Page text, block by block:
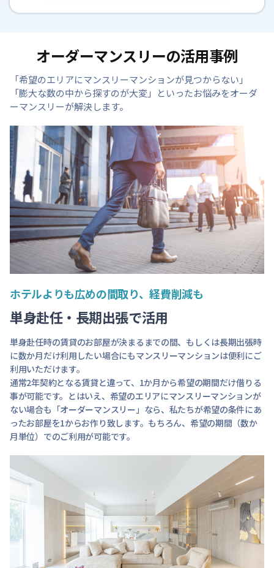
オーダーマンスリーの活用事例
「希望のエリアにマンスリーマンションが見つからない」
「膨大な数の中から探すのが大変」といったお悩みをオーダ
ーマンスリーが解決します。
ホテルよりも広めの間取り、経費削減も
単身赴任・長期出張で活用
単身赴任時の賃貸のお部屋が決まるまでの間、もしくは長期出張時
に数か月だけ利用したい場合にもマンスリーマンションは便利にご
利用いただけます。
通常2年契約となる賃貸と違って、1か月から希望の期間だけ借りる
事が可能です。とはいえ、希望のエリアにマンスリーマンションが
ない場合も「オーダーマンスリー」なら、私たちが希望の条件にあ
ったお部屋を1からお作り致します。もちろん、希望の期間（数か
月単位）でのご利用が可能です。